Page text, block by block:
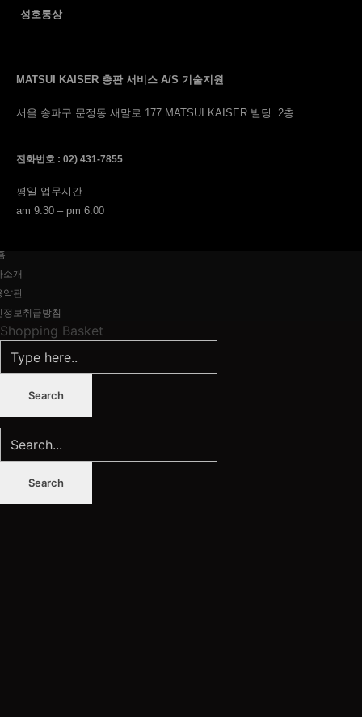
성호통상
MATSUI KAISER 총판 서비스 A/S 기술지원
서울 송파구 문정동 새말로 177 MATSUI KAISER 빌딩 2층
전화번호 : 02) 431-7855
평일 업무시간
am 9:30 – pm 6:00
소개
약관
정보취급방침
Shopping Basket